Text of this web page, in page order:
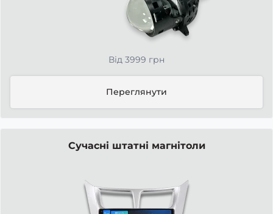
Від 3999 грн
Переглянути
Сучасні штатні магнітоли